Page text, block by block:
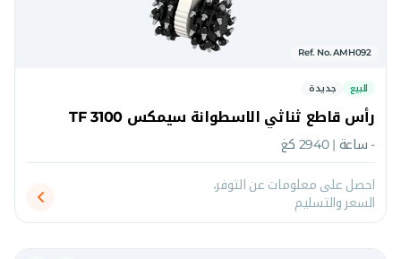
Ref. No. AMH092
للبيع
جديدة
رأس قاطع ثناثي الاسطوانة سيمكس TF 3100
- ساعة | 2940 كغ
احصل على معلومات عن التوفر،
السعر والتسليم